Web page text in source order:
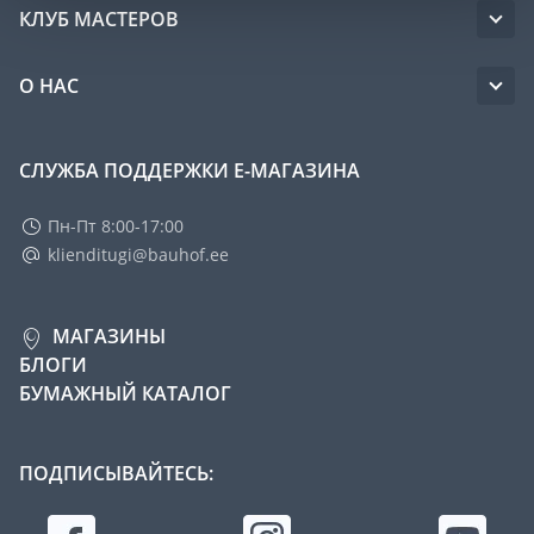
КЛУБ МАСТЕРОВ
О НАС
СЛУЖБА ПОДДЕРЖКИ Е-МАГАЗИНА
Пн-Пт 8:00-17:00
klienditugi@bauhof.ee
МАГАЗИНЫ
БЛОГИ
БУМАЖНЫЙ КАТАЛОГ
ПОДПИСЫВАЙТЕСЬ: